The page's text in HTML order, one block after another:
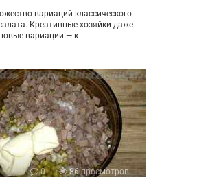
вариаций классического
Креативные хозяйки даже
вариации — к
0 86 просмотров